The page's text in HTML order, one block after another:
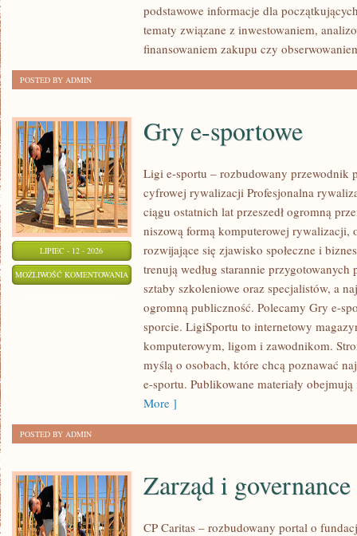
podstawowe informacje dla
tematy związane z inwestowaniem,
finansowaniem zakupu czy
POSTED BY ADMIN
LIPIEC - 12 - 2026
MOŻLIWOŚĆ KOMENTOWANIA
SPORTOWE
Gry e-sportowe
Ligi e-sportu – rozbudowany przewodnik
cyfrowej rywalizacji Profesjonalna
ciągu ostatnich lat przeszedł ogromną
niszową formą komputerowej rywalizacji,
rozwijające się zjawisko społeczne i
trenują według starannie
sztaby szkoleniowe oraz specjalistów, a
ogromną publiczność. Polecamy Gry e-
sporcie. LigiSportu to internetowy
komputerowym, ligom i zawodnikom.
myślą o osobach, które chcą poznawać
e-sportu. Publikowane materiały
More ]
POSTED BY ADMIN
Zarząd i governance
CP Caritas – rozbudowany portal o